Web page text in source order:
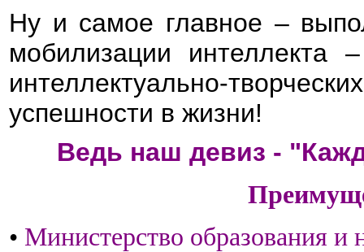
Ну и самое главное –
мобилизации интеллекта
интеллектуально-
успешности в жизни!
Ведь наш девиз -
• Министерство образования и